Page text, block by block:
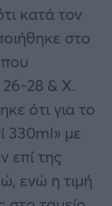
κατά τον
στο
26-28 & Χ.
ότι για το
330ml» με
επί της
ενώ η τιμή